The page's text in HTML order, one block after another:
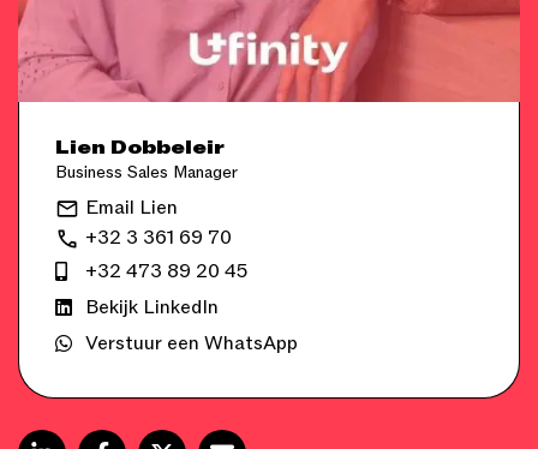
Lien Dobbeleir
Business Sales Manager
Email Lien
+32 3 361 69 70
+32 473 89 20 45
Bekijk LinkedIn
Verstuur een WhatsApp